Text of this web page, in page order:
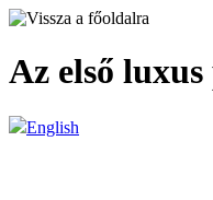
Az első
English